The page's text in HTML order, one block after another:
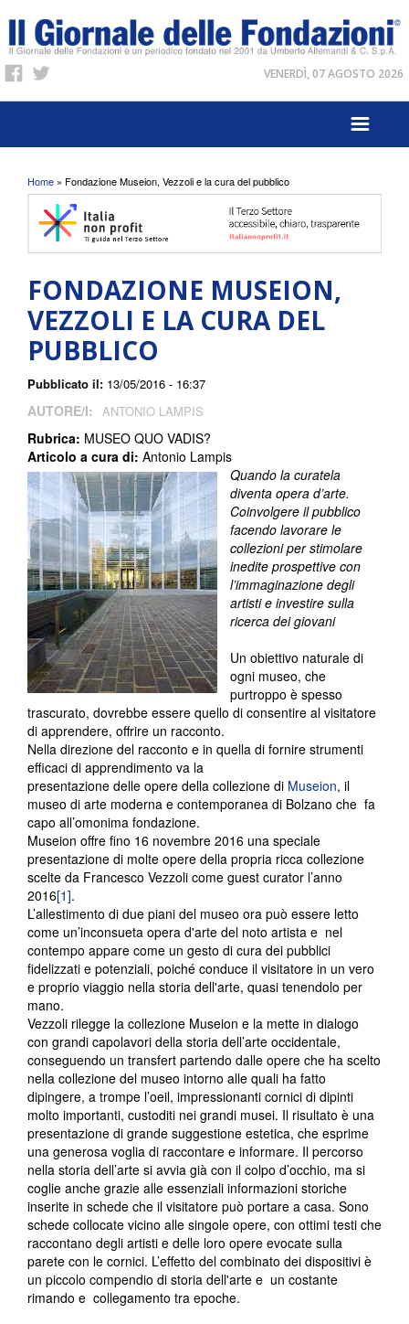
VENERDÌ, 07 AGOSTO 2026
Tu sei qui
Home » Fondazione Museion, Vezzoli e la cura del pubblico
FONDAZIONE MUSEION,
VEZZOLI E LA CURA DEL
PUBBLICO
Pubblicato il: 13/05/2016 - 16:37
AUTORE/I: ANTONIO LAMPIS
Rubrica: MUSEO QUO VADIS?
Articolo a cura di: Antonio Lampis
Quando la curatela
diventa opera d’arte.
Coinvolgere il pubblico
facendo lavorare le
collezioni per stimolare
inedite prospettive con
l’immaginazione degli
artisti e investire sulla
ricerca dei giovani
Un obiettivo naturale di
ogni museo, che
purtroppo è spesso
trascurato, dovrebbe essere quello di consentire al visitatore
di apprendere, offrire un racconto.
Nella direzione del racconto e in quella di fornire strumenti
efficaci di apprendimento va la
presentazione delle opere della collezione di Museion, il
museo di arte moderna e contemporanea di Bolzano che fa
capo all’omonima fondazione.
Museion offre fino 16 novembre 2016 una speciale
presentazione di molte opere della propria ricca collezione
scelte da Francesco Vezzoli come guest curator l’anno
2016[1].
L’allestimento di due piani del museo ora può essere letto
come un’inconsueta opera d'arte del noto artista e nel
contempo appare come un gesto di cura dei pubblici
fidelizzati e potenziali, poiché conduce il visitatore in un vero
e proprio viaggio nella storia dell'arte, quasi tenendolo per
mano.
Vezzoli rilegge la collezione Museion e la mette in dialogo
con grandi capolavori della storia dell’arte occidentale,
conseguendo un transfert partendo dalle opere che ha scelto
nella collezione del museo intorno alle quali ha fatto
dipingere, a trompe l’oeil, impressionanti cornici di dipinti
molto importanti, custoditi nei grandi musei. Il risultato è una
presentazione di grande suggestione estetica, che esprime
una generosa voglia di raccontare e informare. Il percorso
nella storia dell’arte si avvia già con il colpo d’occhio, ma si
coglie anche grazie alle essenziali informazioni storiche
inserite in schede che il visitatore può portare a casa. Sono
schede collocate vicino alle singole opere, con ottimi testi che
raccontano degli artisti e delle loro opere evocate sulla
parete con le cornici. L’effetto del combinato dei dispositivi è
un piccolo compendio di storia dell'arte e un costante
rimando e collegamento tra epoche.